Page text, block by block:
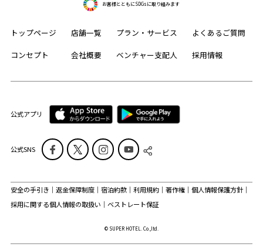
お客様とともにSDGsに取り組みます
トップページ 店舗一覧 プラン・サービス
よくあるご質問
コンセプト
会社概要 ベンチャー支配人 採用情報
公式アプリ
公式SNS
安全の手引き 返金保障制度 宿泊約款 利用規約 著作権
個人情報保護方針
採用に関する個人情報の取扱い
ベストレート保証
© SUPER HOTEL. Co.,ltd.